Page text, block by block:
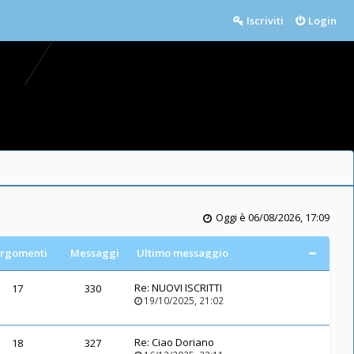
Login
Iscriviti
Oggi è 06/08/2026, 17:09
Messaggi Ultimo messaggio
17 330 Re: NUOVI ISCRITTI
19/10/2025, 21:02
18 327 Re: Ciao Doriano